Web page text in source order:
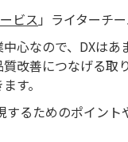
ビス 」ライターチー
中心なので、DXは
改善につなげる取
す。
するためのポイン